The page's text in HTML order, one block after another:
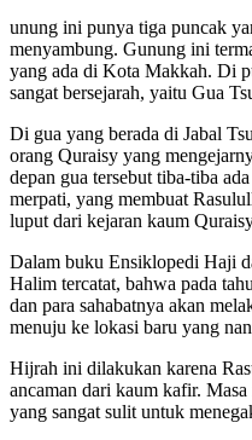
unung ini punya tiga puncak
menyambung. Gunung ini
yang ada di Kota Makkah. Di
sangat bersejarah, yaitu Gua
Di gua yang berada di Jabal
orang Quraisy yang
depan gua tersebut tiba-tiba
merpati, yang membuat
luput dari kejaran kaum
Dalam buku Ensiklopedi Haji
Halim tercatat, bahwa pada
dan para sahabatnya akan
menuju ke lokasi baru yang
Hijrah ini dilakukan karena
ancaman dari kaum kafir.
yang sangat sulit untuk